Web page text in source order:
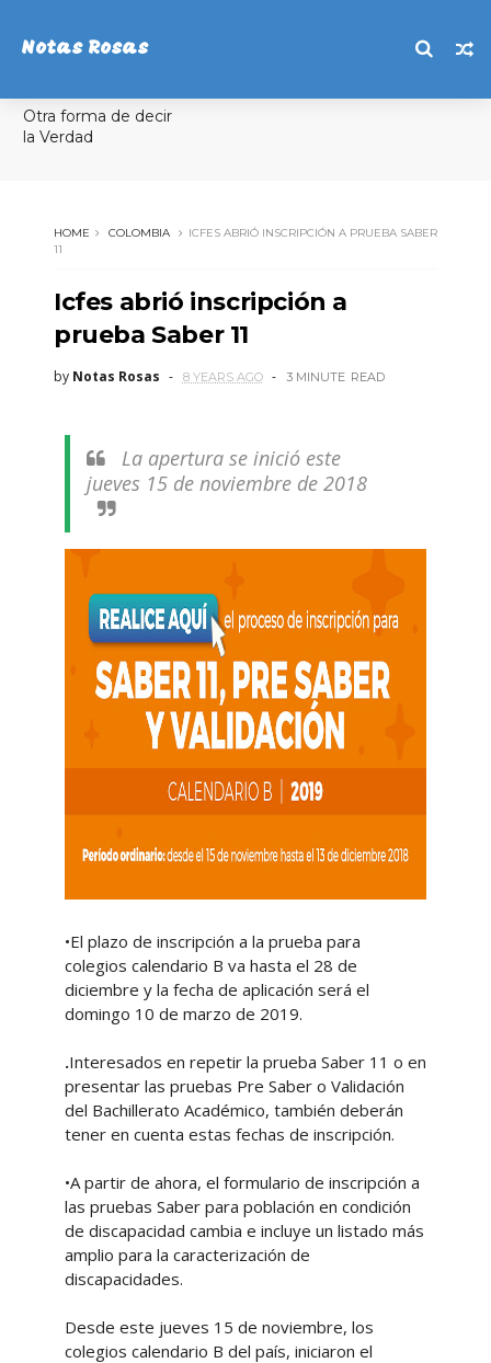
Notas Rosas
Otra forma de decir
la Verdad
HOME COLOMBIA
ICFES ABRIÓ INSCRIPCIÓN A PRUEBA SABER
11
Icfes abrió inscripción a
prueba Saber 11
by Notas Rosas 8 YEARS AGO 3 MINUTE READ
La apertura se inició este
jueves 15 de noviembre de 2018
•El plazo de inscripción a la prueba para
colegios calendario B va hasta el 28 de
diciembre y la fecha de aplicación será el
domingo 10 de marzo de 2019.
.Interesados en repetir la prueba Saber 11 o en
presentar las pruebas Pre Saber o Validación
del Bachillerato Académico, también deberán
tener en cuenta estas fechas de inscripción.
•A partir de ahora, el formulario de inscripción a
las pruebas Saber para población en condición
de discapacidad cambia e incluye un listado más
amplio para la caracterización de
discapacidades.
Desde este jueves 15 de noviembre, los
colegios calendario B del país, iniciaron el